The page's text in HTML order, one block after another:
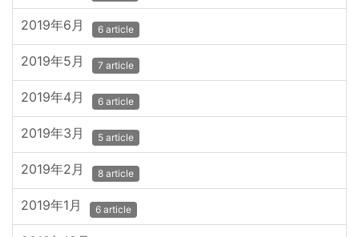
2019年6月 6 article
2019年5月 7 article
2019年4月 6 article
2019年3月 5 article
2019年2月 8 article
2019年1月 6 article